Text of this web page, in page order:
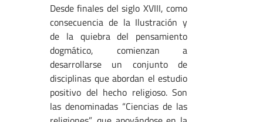
Desde finales del siglo XVIII, como
consecuencia de la Ilustración y
de la quiebra del pensamiento
dogmático, comienzan a
desarrollarse un conjunto de
disciplinas que abordan el estudio
positivo del hecho religioso. Son
las denominadas “Ciencias de las